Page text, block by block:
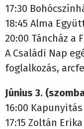
17:30
18:45 Alma
20:00 Táncház a
A Családi Nap
foglalkozás,
Június 3.
16:00 Kapunyitás
17:15 Zoltán